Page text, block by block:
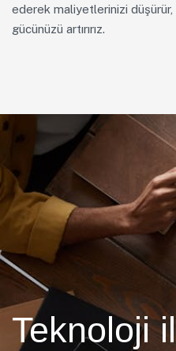
ederek maliyetlerinizi
gücünüzü artırırız.
Teknoloji